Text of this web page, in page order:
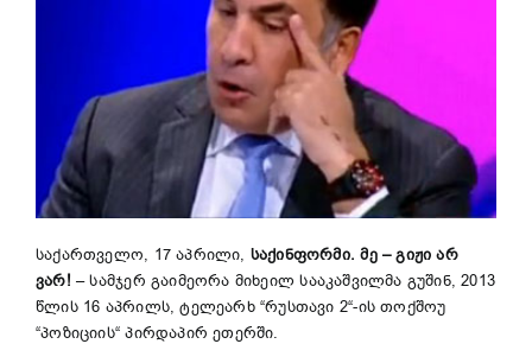
საქართველო, 17 აპრილი, საქინფორმი. მე – გიჟი არ
ვარ!– სამჯერ გაიმეორა მიხეილ სააკაშვილმა გუშინ, 2013
წლის 16 აპრილს, ტელეარხ “რუსთავი 2“-ის თოქშოუ
“პოზიციის“ პირდაპირ ეთერში.